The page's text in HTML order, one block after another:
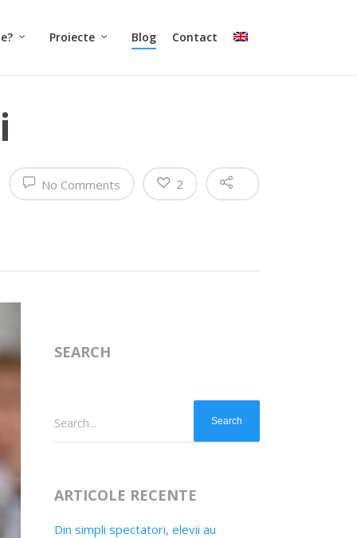
Proiecte Blog Contact
No Comments 2
SEARCH
Search...
ARTICOLE RECENTE
Din simpli spectatori, elevii au